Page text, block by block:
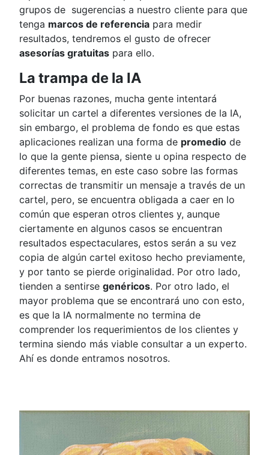
grupos de sugerencias a nuestro cliente para que
tenga marcos de referencia para medir
resultados, tendremos el gusto de ofrecer
asesorías gratuitas para ello.
La trampa de la IA
Por buenas razones, mucha gente intentará
solicitar un cartel a diferentes versiones de la IA,
sin embargo, el problema de fondo es que estas
aplicaciones realizan una forma de promedio de
lo que la gente piensa, siente u opina respecto de
diferentes temas, en este caso sobre las formas
correctas de transmitir un mensaje a través de un
cartel, pero, se encuentra obligada a caer en lo
común que esperan otros clientes y, aunque
ciertamente en algunos casos se encuentran
resultados espectaculares, estos serán a su vez
copia de algún cartel exitoso hecho previamente,
y por tanto se pierde originalidad. Por otro lado,
tienden a sentirse genéricos. Por otro lado, el
mayor problema que se encontrará uno con esto,
es que la IA normalmente no termina de
comprender los requerimientos de los clientes y
termina siendo más viable consultar a un experto.
Ahí es donde entramos nosotros.